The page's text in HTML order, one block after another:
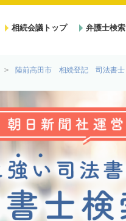
相続会議トップ 弁護士検索
陸前高田市 相続登記 司法書士